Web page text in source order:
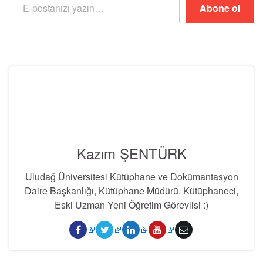
Abone ol
Kazım ŞENTÜRK
Uludağ Üniversitesi Kütüphane ve Dokümantasyon
Daire Başkanlığı, Kütüphane Müdürü. Kütüphaneci,
Eski Uzman Yeni Öğretim Görevlisi :)